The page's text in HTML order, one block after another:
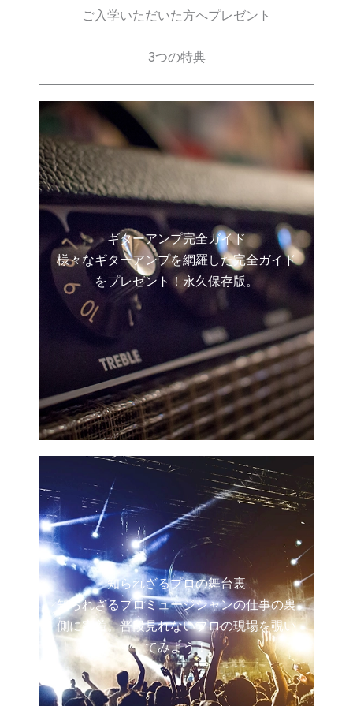
ご入学いただいた方へプレゼント
3つの特典
ギターアンプ完全ガイド
様々なギターアンプを網羅した完全ガイド
をプレゼント！永久保存版。
知られざるプロの舞台裏
知られざるプロミュージシャンの仕事の裏
側に密着。普段見れないプロの現場を覗い
てみよう！